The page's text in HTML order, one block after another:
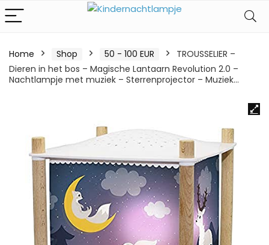
Home Shop 50 - 100 EUR
TROUSSELIER –
Dieren in het bos – Magische Lantaarn Revolution 2.0 –
Nachtlampje met muziek – Sterrenprojector – Muziek…